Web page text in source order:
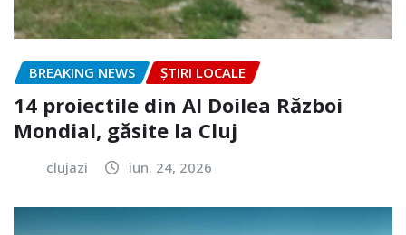
BREAKING NEWS ȘTIRI LOCALE
14 proiectile din Al Doilea Război
Mondial, găsite la Cluj
clujazi iun. 24, 2026